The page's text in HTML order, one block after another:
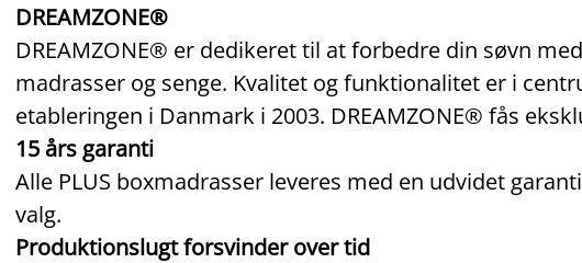
DREAMZONE®
DREAMZONE® er dedikeret til at forbedre din søvn
madrasser og senge. Kvalitet og funktionalitet er i
etableringen i Danmark i 2003. DREAMZONE® fås
15 års garanti
Alle PLUS boxmadrasser leveres med en udvidet
valg.
Produktionslugt forsvinder over tid